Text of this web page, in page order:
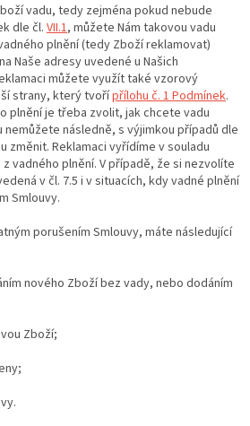
vadu, tedy zejména pokud nebude
dle čl. VII.1, můžete Nám takovou vadu
plnění (tedy Zboží reklamovat)
Naše adresy uvedené u Našich
můžete využít také vzorový
strany, který tvořípřílohu č. 1 Podmínek.
plnění je třeba zvolit, jak chcete vadu
následně, s výjimkou případů dle
změnit. Reklamaci vyřídíme v souladu
vadného plnění. V případě, že si nezvolíte
v čl. 7.5 i v situacích, kdy vadné plnění
Smlouvy.
porušením Smlouvy, máte následující
nového Zboží bez vady, nebo dodáním
Zboží;